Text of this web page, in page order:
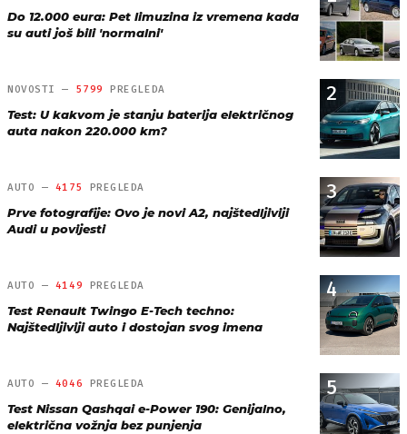
Do 12.000 eura: Pet limuzina iz vremena kada
su auti još bili 'normalni'
2
NOVOSTI — 5799 PREGLEDA
Test: U kakvom je stanju baterija električnog
auta nakon 220.000 km?
3
AUTO — 4175 PREGLEDA
Prve fotografije: Ovo je novi A2, najštedljiviji
Audi u povijesti
4
AUTO — 4149 PREGLEDA
Test Renault Twingo E-Tech techno:
Najštedljiviji auto i dostojan svog imena
5
AUTO — 4046 PREGLEDA
Test Nissan Qashqai e-Power 190: Genijalno,
električna vožnja bez punjenja